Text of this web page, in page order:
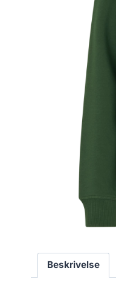
Beskrivelse